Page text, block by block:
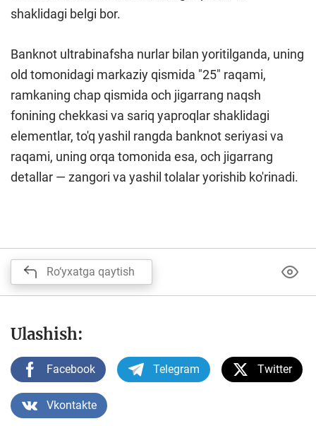
shaklidagi belgi bor.
Banknot ultrabinafsha nurlar bilan yoritilganda, uning
old tomonidagi markaziy qismida "25" raqami,
ramkaning chap qismida och jigarrang naqsh
fonining chekkasi va sariq yaproqlar shaklidagi
elementlar, to'q yashil rangda banknot seriyasi va
raqami, uning orqa tomonida esa, och jigarrang
detallar — zangori va yashil tolalar yorishib ko'rinadi.
Ro‘yxatga qaytish
Ulashish:
Facebook Telegram Twitter
Vkontakte